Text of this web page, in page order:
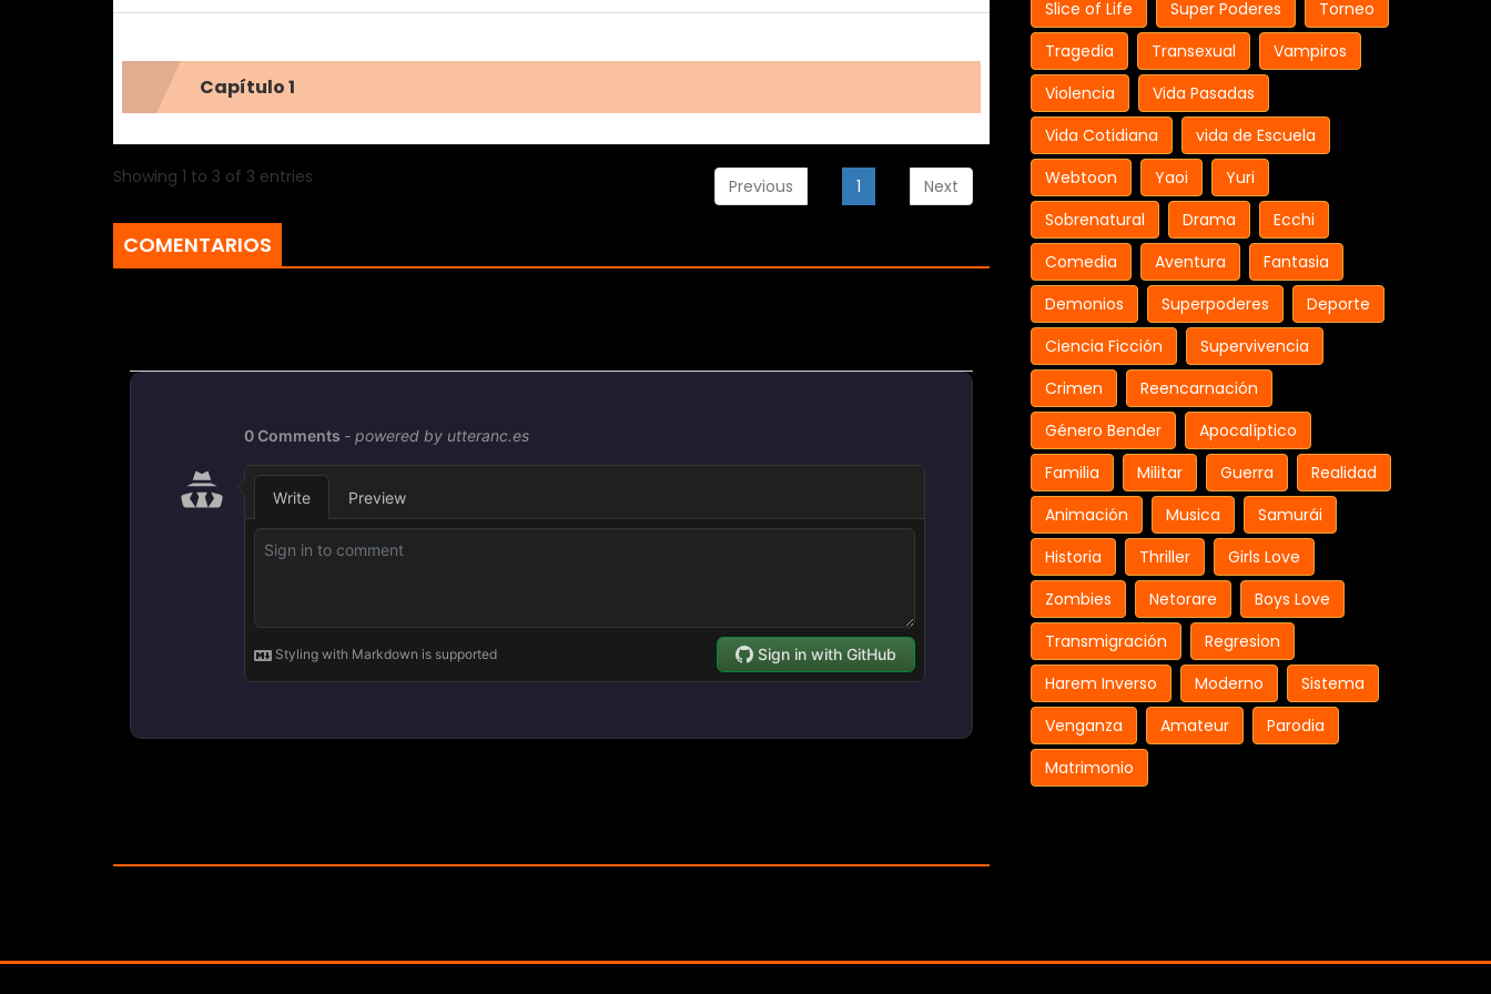
Capítulo 1
Showing 1 to 3 of 3 entries Previous 1 Next
COMENTARIOS
Slice of Life
Super Poderes
Torneo
Tragedia
Transexual
Vampiros
Violencia
Vida Pasadas
Vida Cotidiana
vida de Escuela
Webtoon
Yaoi
Yuri
Sobrenatural
Drama
Ecchi
Comedia
Aventura
Fantasia
Demonios
Superpoderes
Deporte
Ciencia Ficción
Supervivencia
Crimen
Reencarnación
Género Bender
Apocalíptico
Familia
Militar Guerra
Realidad
Animación
Musica
Samurái
Historia
Thriller
Girls Love
Zombies
Netorare
Boys Love
Transmigración
Regresion
Harem Inverso
Moderno
Sistema
Venganza
Amateur
Parodia
Matrimonio